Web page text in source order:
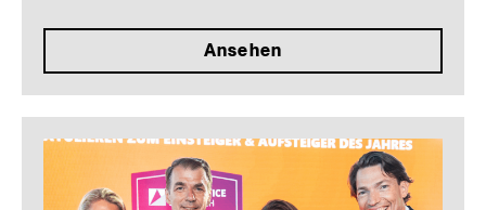
Ansehen